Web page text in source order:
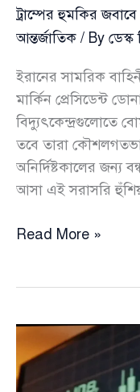
ট্রাম্পের হুমকির
আন্তর্জাতিক / By ডেস্ক
ইরানের সামরিক
মার্কিন প্রেসিডেন্ট
বিদ্যুৎকেন্দ্রগুলোতে
তবে তারা
অনির্দিষ্টকালের জন্য
আসা এই সরাসরি
ট্রাম্পের
প্রণালি
বন্ধের
বার্তা
Read More »